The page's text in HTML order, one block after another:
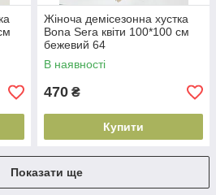
Жіноча демісезонна хустка
Bona Sera квіти 100*100 см
бежевий 64
В наявності
470 ₴
Купити
Показати ще